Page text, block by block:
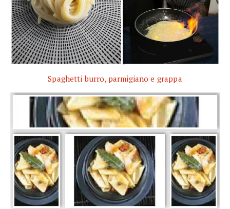
Spaghetti burro, parmigiano e grappa